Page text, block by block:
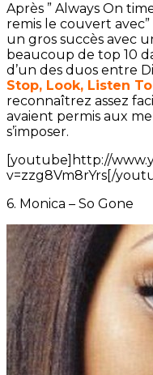
Après ” Always On
remis le couvert avec”
un gros succès avec
beaucoup de top 10
d’un des duos entre
Stop, Look, Listen
reconnaîtrez assez
avaient permis aux
s’imposer.
[youtube]http://
v=zzg8Vm8rYrs[/
6. Monica – So Gone